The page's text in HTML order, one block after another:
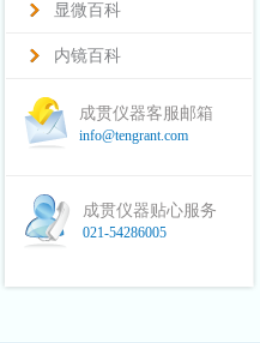
显微百科
内镜百科
成贯仪器客服邮箱
info@tengrant.com
成贯仪器贴心服务
021-54286005